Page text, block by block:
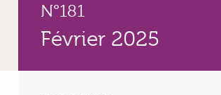
N°181
Février 2025